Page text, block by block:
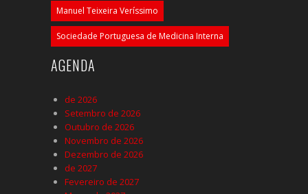
Manuel Teixeira Veríssimo
Sociedade Portuguesa de Medicina Interna
AGENDA
de 2026
Setembro de 2026
Outubro de 2026
Novembro de 2026
Dezembro de 2026
de 2027
Fevereiro de 2027